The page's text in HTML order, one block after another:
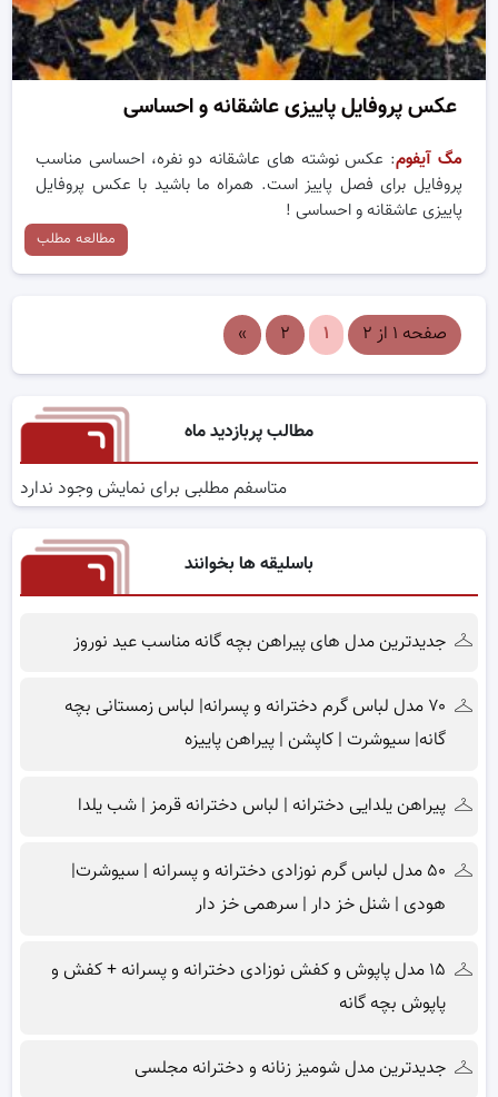
عکس پروفایل پاییزی عاشقانه و احساسی
مگ آیفوم: عکس نوشته های عاشقانه دو نفره، احساسی مناسب
پروفایل برای فصل پاییز است. همراه ما باشید با عکس پروفایل
پاییزی عاشقانه و احساسی !
مطالعه مطلب
صفحه ۱ از ۲ ۱ ۲ »
مطالب پربازدید ماه
متاسفم مطلبی برای نمایش وجود ندارد
باسلیقه ها بخوانند
جدیدترین مدل های پیراهن بچه گانه مناسب عید نوروز
۷۰ مدل لباس گرم دخترانه و پسرانه| لباس زمستانی بچه
گانه| سیوشرت | کاپشن | پیراهن پاییزه
پیراهن یلدایی دخترانه | لباس دخترانه قرمز | شب یلدا
۵۰ مدل لباس گرم نوزادی دخترانه و پسرانه | سیوشرت|
هودی | شنل خز دار | سرهمی خز دار
۱۵ مدل پاپوش و کفش نوزادی دخترانه و پسرانه + کفش و
پاپوش بچه گانه
جدیدترین مدل شومیز زنانه و دخترانه مجلسی